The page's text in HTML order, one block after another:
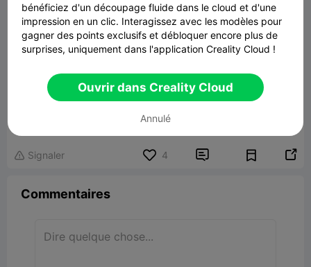
Nebula Camera Mount for Ender-3 V3
Lier un modèle
 Signaler 4  
Commentaires
bénéficiez d'un découpage fluide dans le cloud et d'une
impression en un clic. Interagissez avec les modèles pour
gagner des points exclusifs et débloquer encore plus de
surprises, uniquement dans l'application Creality Cloud !
Ouvrir dans Creality Cloud
Annulé